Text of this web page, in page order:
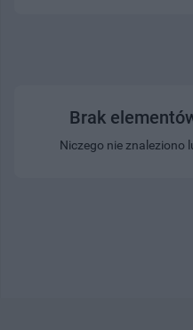
Brak
Niczego nie znaleziono